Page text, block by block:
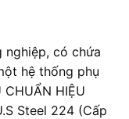
nghiệp, có chứa
hệ thống phụ
HIỆU
Steel 224 (Cấp